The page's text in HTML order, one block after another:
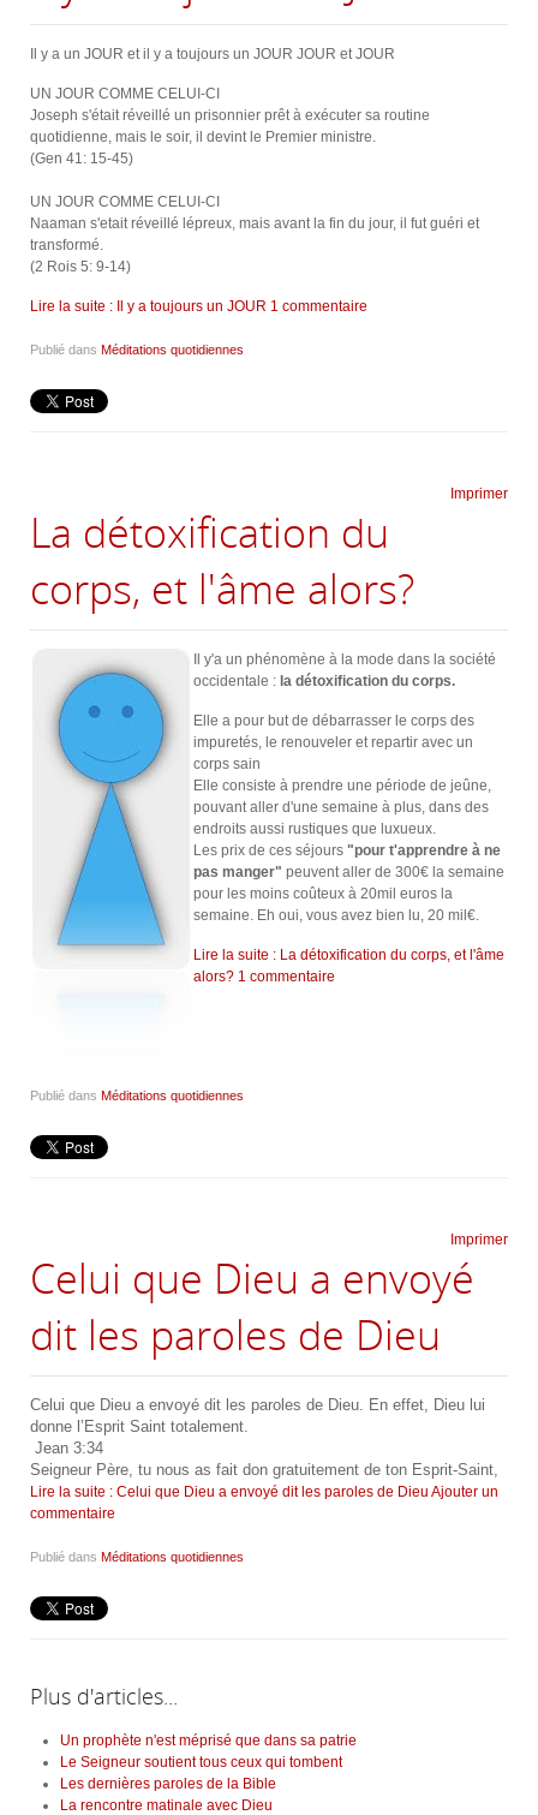
Il y a un JOUR et il y a toujours un JOUR JOUR et JOUR
UN JOUR COMME CELUI-CI
Joseph s'était réveillé un prisonnier prêt à exécuter sa routine
quotidienne, mais le soir, il devint le Premier ministre.
(Gen 41: 15-45)
UN JOUR COMME CELUI-CI
Naaman s'etait réveillé lépreux, mais avant la fin du jour, il fut guéri et
transformé.
(2 Rois 5: 9-14)
Lire la suite : Il y a toujours un JOUR 1 commentaire
Publié dans Méditations quotidiennes
Imprimer
La détoxification du
corps, et l'âme alors?
Il y'a un phénomène à la mode dans la société
occidentale : la détoxification du corps.
Elle a pour but de débarrasser le corps des
impuretés, le renouveler et repartir avec un
corps sain
Elle consiste à prendre une période de jeûne,
pouvant aller d'une semaine à plus, dans des
endroits aussi rustiques que luxueux.
Les prix de ces séjours "pour t'apprendre à ne
pas manger" peuvent aller de 300€ la semaine
pour les moins coûteux à 20mil euros la
semaine. Eh oui, vous avez bien lu, 20 mil€.
Lire la suite : La détoxification du corps, et l'âme
alors? 1 commentaire
Publié dans Méditations quotidiennes
Imprimer
Celui que Dieu a envoyé
dit les paroles de Dieu
Celui que Dieu a envoyé dit les paroles de Dieu. En effet, Dieu lui
donne l’Esprit Saint totalement.
Jean 3:34
Seigneur Père, tu nous as fait don gratuitement de ton Esprit-Saint,
Lire la suite : Celui que Dieu a envoyé dit les paroles de Dieu Ajouter un
commentaire
Publié dans Méditations quotidiennes
Plus d'articles...
Un prophète n'est méprisé que dans sa patrie
Le Seigneur soutient tous ceux qui tombent
Les dernières paroles de la Bible
La rencontre matinale avec Dieu